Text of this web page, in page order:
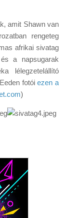
amit Shawn van
rengeteg
afrikai sivatag
a napsugarak
lélegzetelállító
fotóiezen a
)